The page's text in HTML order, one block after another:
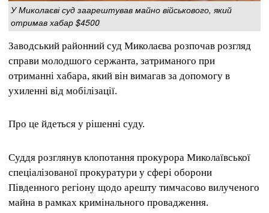
У Миколаєві суд заарештував майно військового, який
отримав хабар $4500
Заводський районний суд Миколаєва розпочав розгляд
справи молодшого сержанта, затриманого при
отриманні хабара, який він вимагав за допомогу в
ухиленні від мобілізації.
Про це йдеться у рішенні суду.
Суддя розглянув клопотання прокурора Миколаївської
спеціалізованої прокуратури у сфері оборони
Південного регіону щодо арешту тимчасово вилученого
майна в рамках кримінального провадження.